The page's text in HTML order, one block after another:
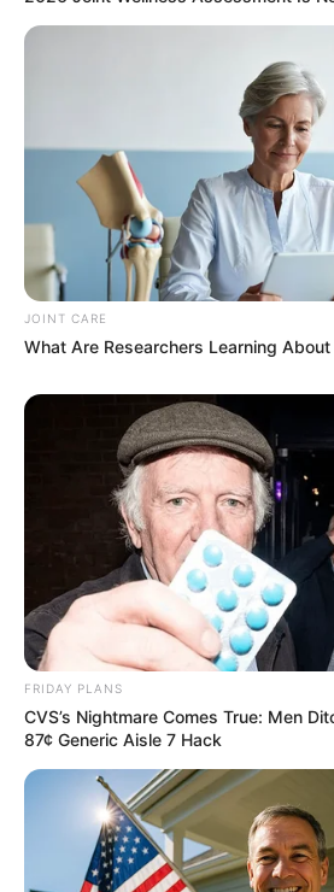
The World Cup 2026 Facts
Macaulay Culkin's Own Version
Alone’
BRAINBERRIES
Top 9 Most Controversial 'Late
BRAINBERRIES
JOINT CARE
What Are Researchers Learning
FRIDAY PLANS
CVS’s Nightmare Comes True: Men
87¢ Generic Aisle 7 Hack